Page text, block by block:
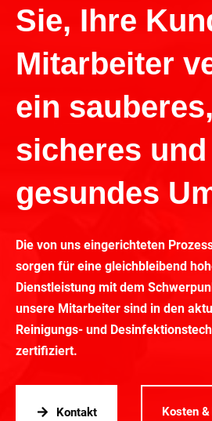
Sie, Ihre
Mitarbeiter
ein sauberes,
sicheres und
gesundes
Die von uns eingerichteten
sorgen für eine gleichbleibend
Dienstleistung mit dem
unsere Mitarbeiter sind in den
Reinigungs- und
zertifiziert.
Kontakt Kosten